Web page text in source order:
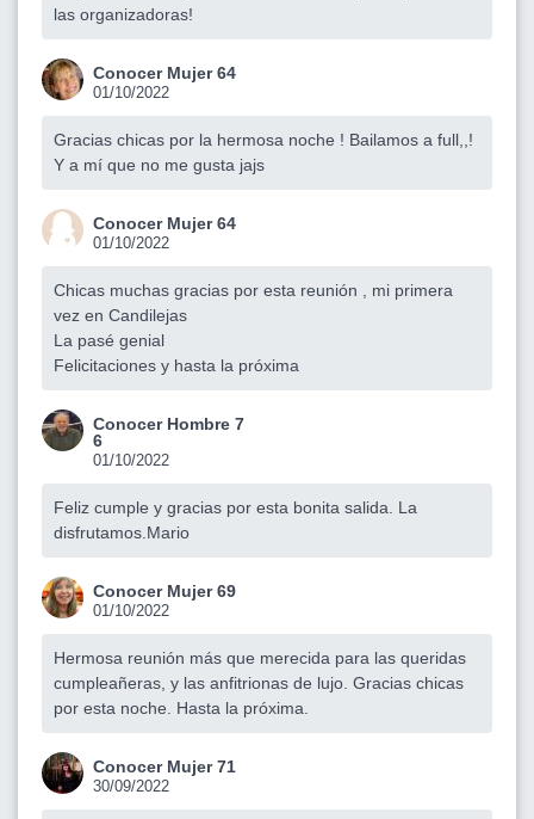
las organizadoras!
Conocer Mujer 64
01/10/2022
Gracias chicas por la hermosa noche ! Bailamos a full,,!
Y a mí que no me gusta jajs
Conocer Mujer 64
01/10/2022
Chicas muchas gracias por esta reunión , mi primera
vez en Candilejas
La pasé genial
Felicitaciones y hasta la próxima
Conocer Hombre 7
6
01/10/2022
Feliz cumple y gracias por esta bonita salida. La
disfrutamos.Mario
Conocer Mujer 69
01/10/2022
Hermosa reunión más que merecida para las queridas
cumpleañeras, y las anfitrionas de lujo. Gracias chicas
por esta noche. Hasta la próxima.
Conocer Mujer 71
30/09/2022